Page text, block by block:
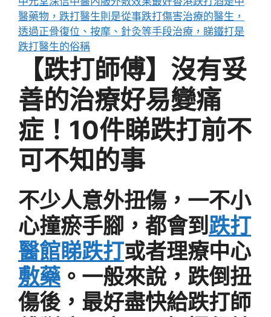
【跌打師傅】沒有妥
善的治療好易變痛
症！10件睇跌打前不
可不知的事
不少人意外扭傷，一不小
心撞瘀手腳，都會到跌打
醫館睇跌打或者理療中心
敷藥 。一般來說，跌倒扭
傷後，最好盡快給跌打師